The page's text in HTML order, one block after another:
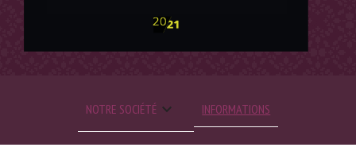
NOTRE SOCIÉTÉ  INFORMATIONS